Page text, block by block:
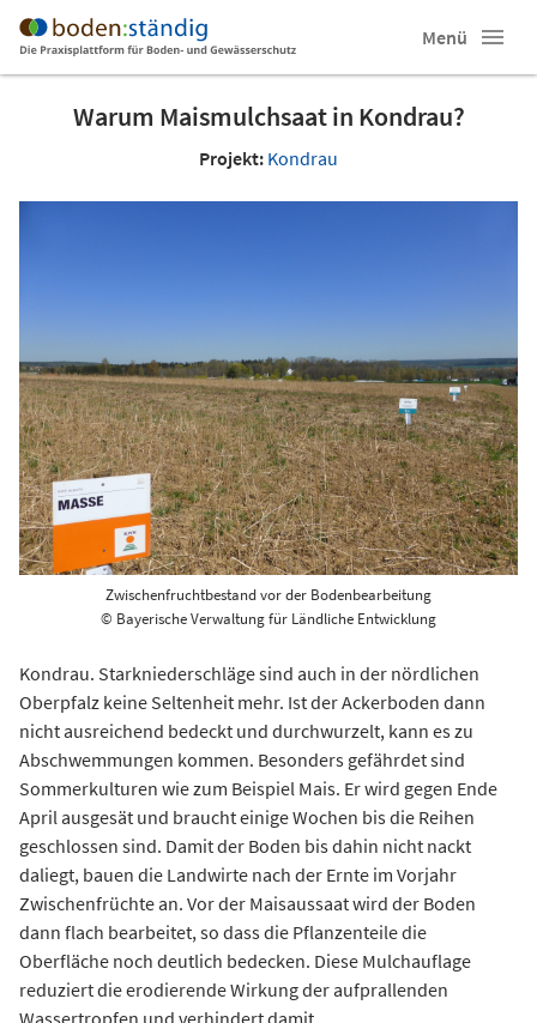
Menü
Warum Maismulchsaat in Kondrau?
Projekt: Kondrau
Zwischenfruchtbestand vor der Bodenbearbeitung
© Bayerische Verwaltung für Ländliche Entwicklung
Kondrau. Starkniederschläge sind auch in der nördlichen
Oberpfalz keine Seltenheit mehr. Ist der Ackerboden dann
nicht ausreichend bedeckt und durchwurzelt, kann es zu
Abschwemmungen kommen. Besonders gefährdet sind
Sommerkulturen wie zum Beispiel Mais. Er wird gegen Ende
April ausgesät und braucht einige Wochen bis die Reihen
geschlossen sind. Damit der Boden bis dahin nicht nackt
daliegt, bauen die Landwirte nach der Ernte im Vorjahr
Zwischenfrüchte an. Vor der Maisaussaat wird der Boden
dann flach bearbeitet, so dass die Pflanzenteile die
Oberfläche noch deutlich bedecken. Diese Mulchauflage
reduziert die erodierende Wirkung der aufprallenden
Wassertropfen und verhindert damit